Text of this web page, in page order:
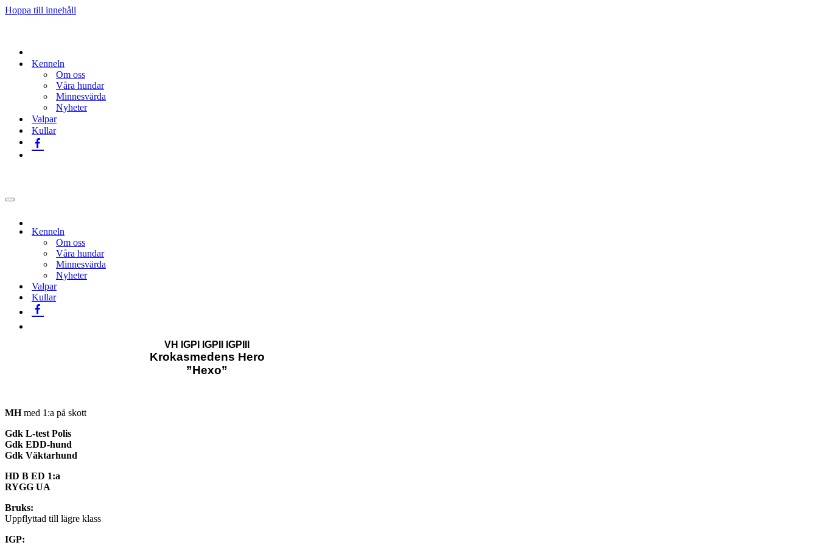
Hoppa till innehåll
Kenneln
Om oss
Våra hundar
Minnesvärda
Nyheter
Valpar
Kullar
Navigeringsmeny
Kenneln
Om oss
Våra hundar
Minnesvärda
Nyheter
Valpar
Kullar
VH IGPI IGPII IGPIII
Krokasmedens Hero
”Hexo”
MHmed 1:a på skott
Gdk L-test Polis
Gdk EDD-hund
Gdk Väktarhund
HD B ED 1:a
RYGG UA
Bruks:
Uppflyttad till lägre klass
IGP: